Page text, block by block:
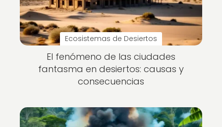
Ecosistemas de Desiertos
El fenómeno de las ciudades
fantasma en desiertos: causas y
consecuencias